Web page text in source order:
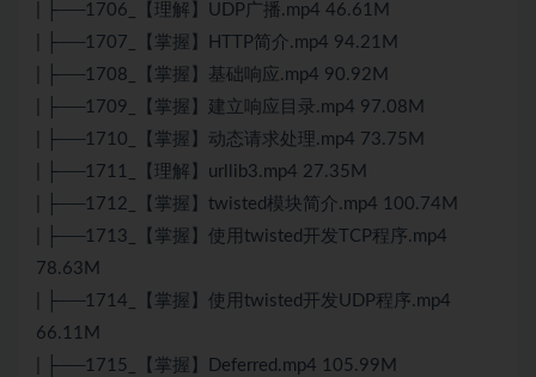
| ├──1706_【理解】UDP广播.mp4 46.61M
| ├──1707_【掌握】HTTP简介.mp4 94.21M
| ├──1708_【掌握】基础响应.mp4 90.92M
| ├──1709_【掌握】建立响应目录.mp4 97.08M
| ├──1710_【掌握】动态请求处理.mp4 73.75M
| ├──1711_【理解】urllib3.mp4 27.35M
| ├──1712_【掌握】twisted模块简介.mp4 100.74M
| ├──1713_【掌握】使用twisted开发TCP程序.mp4
78.63M
| ├──1714_【掌握】使用twisted开发UDP程序.mp4
66.11M
| ├──1715_【掌握】Deferred.mp4 105.99M